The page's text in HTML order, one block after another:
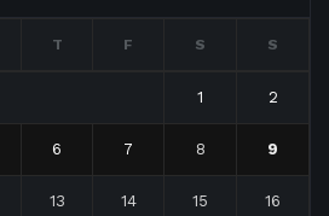
T F S S
1 2
6 7 8 9
13 14 15 16